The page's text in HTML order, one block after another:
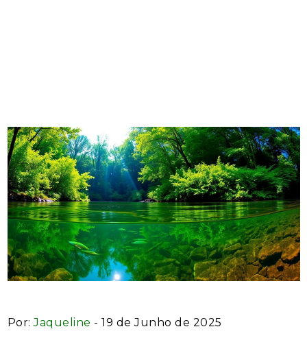
Por:Jaqueline - 19 de Junho de 2025